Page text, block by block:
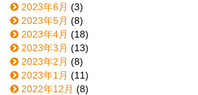
2023年6月 (3)
2023年5月 (8)
2023年4月 (18)
2023年3月 (13)
2023年2月 (8)
2023年1月 (11)
2022年12月 (8)